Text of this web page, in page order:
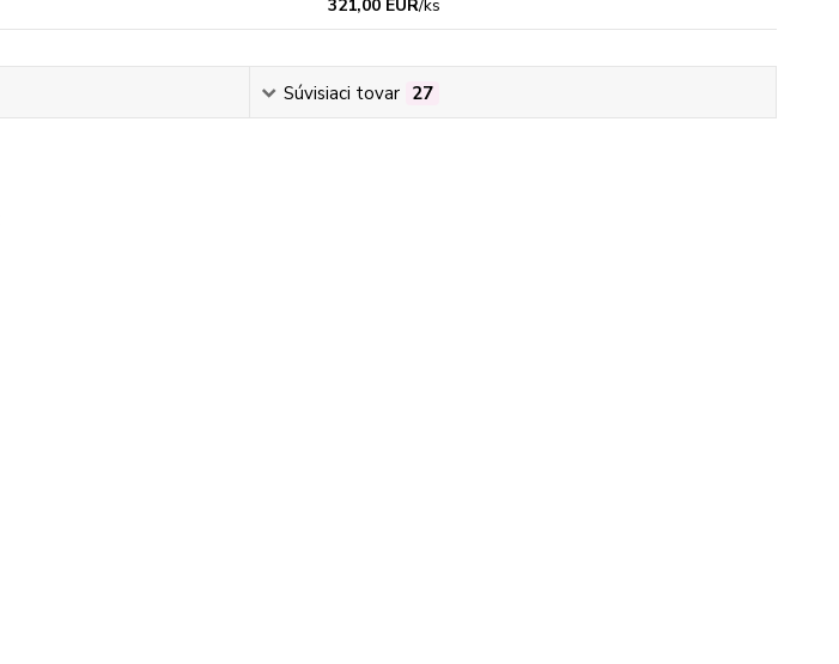
321,00 EUR/ks
Súvisiaci tovar 27